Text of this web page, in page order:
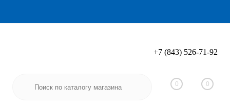
Вход Регистрация
+7 (843) 526-71-92
0 0